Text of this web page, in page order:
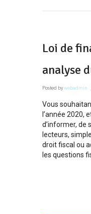
Loi de
analyse
Posted bywebadmin
Vous
l’année 2020,
d’informer, de
lecteurs,
droit fiscal ou
les questions